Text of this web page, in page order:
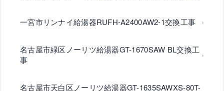
一宮市リンナイ給湯器RUFH-A2400AW2-1交換工事
名古屋市緑区ノーリツ給湯器GT-1670SAW BL交換工
事
名古屋市天白区ノーリツ給湯器GT-1635SAWXS-80T-